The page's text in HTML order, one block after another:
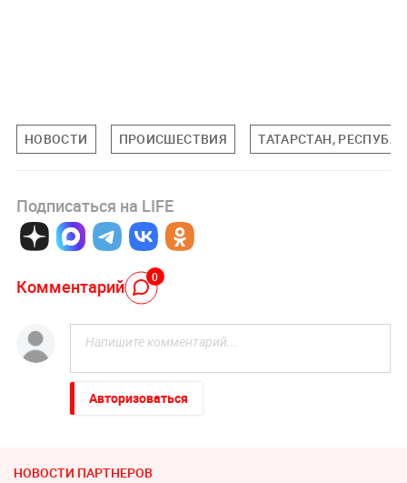
НОВОСТИ ПРОИСШЕСТВИЯ ТАТАРСТАН,
Подписаться на LIFE
Комментарий 0
Авторизоваться
НОВОСТИ ПАРТНЕРОВ